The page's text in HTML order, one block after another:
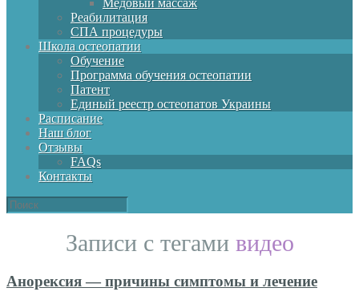
Медовый массаж
Реабилитация
СПА процедуры
Школа остеопатии
Обучение
Программа обучения остеопатии
Патент
Единый реестр остеопатов Украины
Расписание
Наш блог
Отзывы
FAQs
Контакты
Записи с тегами видео
Анорексия — причины симптомы и лечение